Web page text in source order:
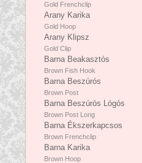
Gold Frenchclip
Arany Karika
Gold Hoop
Arany Klipsz
Gold Clip
Barna Beakasztós
Brown Fish Hook
Barna Beszúrós
Brown Post
Barna Beszúrós Lógós
Brown Post Long
Barna Ékszerkapcsos
Brown Frenchclip
Barna Karika
Brown Hoop